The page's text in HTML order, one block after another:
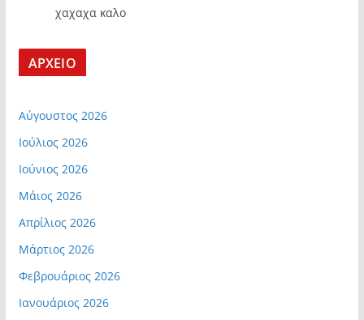
χαχαχα καλο
ΑΡΧΕΙΟ
Αύγουστος 2026
Ιούλιος 2026
Ιούνιος 2026
Μάιος 2026
Απρίλιος 2026
Μάρτιος 2026
Φεβρουάριος 2026
Ιανουάριος 2026